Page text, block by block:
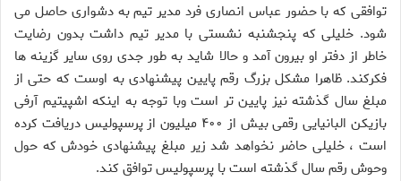
توافقی که با حضور عباس انصاری فرد مدیر تیم به دشواری حاصل می
شود. خلیلی که پنجشنبه نشستی با مدیر تیم داشت بدون رضایت
خاطر از دفتر او بیرون آمد و حالا شاید به طور جدی روی سایر گزینه ها
فکرکند. ظاهرا مشکل بزرگ رقم پایین پیشنهادی به اوست که حتی از
مبلغ سال گذشته نیز پایین تر است وبا توجه به اینکه اشپیتیم آرفی
بازیکن البانیایی رقمی بیش از ۴۰۰ میلیون از پرسپولیس دریافت کرده
است ، خلیلی حاضر نخواهد شد زیر مبلغ پیشنهادی خودش که حول
وحوش رقم سال گذشته است با پرسپولیس توافق کند.